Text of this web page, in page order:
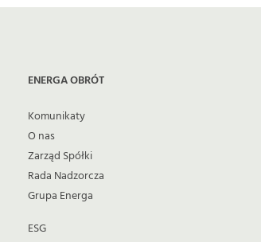
ENERGA OBRÓT
Komunikaty
O nas
Zarząd Spółki
Rada Nadzorcza
Grupa Energa
ESG